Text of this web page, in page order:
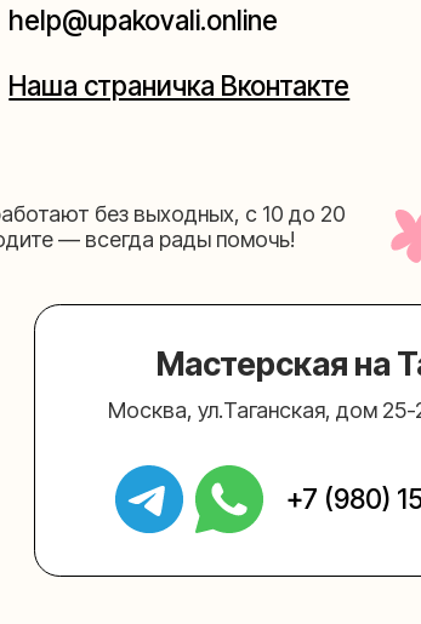
Мастерская на Таганке
+7 (980) 156-03-13